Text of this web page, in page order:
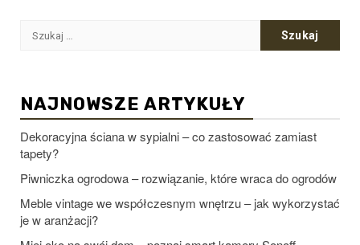
Szukaj:
NAJNOWSZE ARTYKUŁY
Dekoracyjna ściana w sypialni – co zastosować zamiast
tapety?
Piwniczka ogrodowa – rozwiązanie, które wraca do ogrodów
Meble vintage we współczesnym wnętrzu – jak wykorzystać
je w aranżacji?